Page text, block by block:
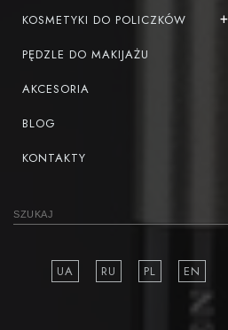
KOSMETYKI DO POLICZKÓW
PĘDZLE DO MAKIJAŻU
AKCESORIA
BLOG
KONTAKTY
UA RU PL EN